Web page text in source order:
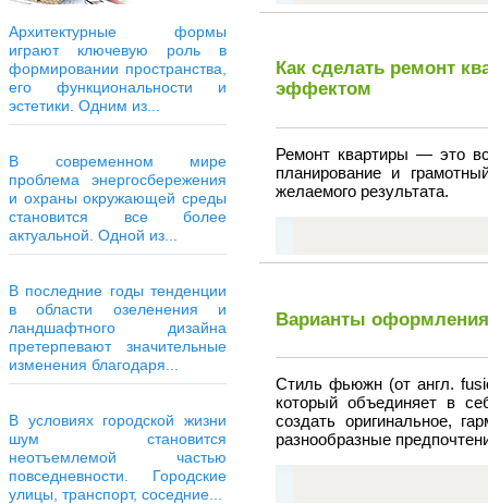
Архитектурные формы
играют ключевую роль в
формировании пространства,
его функциональности и
эстетики. Одним из...
В современном мире
проблема энергосбережения
и охраны окружающей среды
становится все более
актуальной. Одной из...
В последние годы тенденции
в области озеленения и
ландшафтного дизайна
претерпевают значительные
изменения благодаря...
В условиях городской жизни
шум становится
неотъемлемой частью
повседневности. Городские
улицы, транспорт, соседние...
Как сделать ремонт
эффектом
Ремонт квартиры — это
планирование и
желаемого результата.
Варианты
Стиль фьюжн (от англ.
который объединяет в
создать оригинальное,
разнообразные